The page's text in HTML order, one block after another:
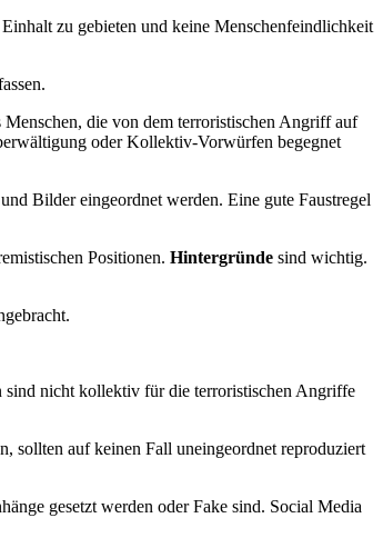
zu gebieten und keine Menschenfeindlichkeit
die von dem terroristischen Angriff auf
oder Kollektiv-Vorwürfen begegnet
Bilder eingeordnet werden. Eine gute Faustregel
Positionen. Hintergründe sind wichtig.
sind nicht kollektiv für die terroristischen Angriffe
sollten auf keinen Fall uneingeordnet reproduziert
gesetzt werden oder Fake sind. Social Media